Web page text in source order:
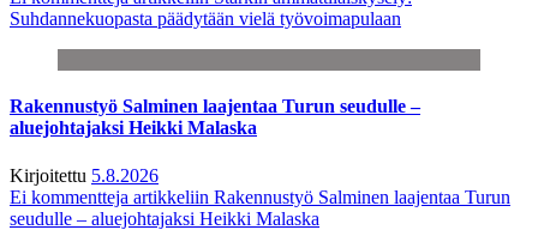
Suhdannekuopasta päädytään vielä työvoimapulaan
Rakennustyö Salminen laajentaa Turun seudulle –
aluejohtajaksi Heikki Malaska
Kirjoitettu 5.8.2026
Ei kommentteja artikkeliin Rakennustyö Salminen laajentaa Turun
seudulle – aluejohtajaksi Heikki Malaska